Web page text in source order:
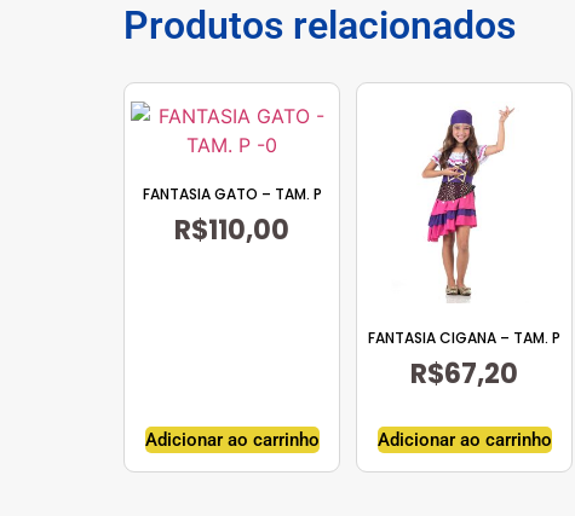
Produtos relacionados
FANTASIA GATO – TAM. P
R$110,00
Adicionar ao carrinho
FANTASIA CIGANA – TAM. P
R$67,20
Adicionar ao carrinho